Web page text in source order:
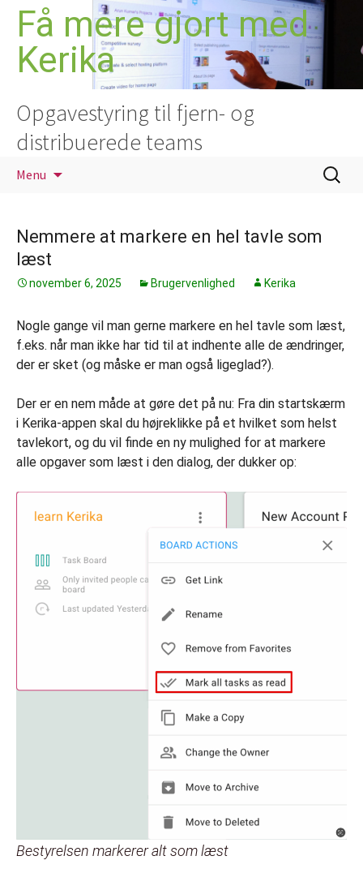
Hop
indhold
Få mere gjort med
Kerika
Opgavestyring til fjern- og
distribuerede teams
Menu
Søg
efter:
Nemmere at markere en hel tavle som
læst
november 6, 2025 Brugervenlighed Kerika
Nogle gange vil man gerne markere en hel tavle som læst,
f.eks. når man ikke har tid til at indhente alle de ændringer,
der er sket (og måske er man også ligeglad?).
Der er en nem måde at gøre det på nu: Fra din startskærm
i Kerika-appen skal du højreklikke på et hvilket som helst
tavlekort, og du vil finde en ny mulighed for at markere
alle opgaver som læst i den dialog, der dukker op:
Bestyrelsen markerer alt som læst